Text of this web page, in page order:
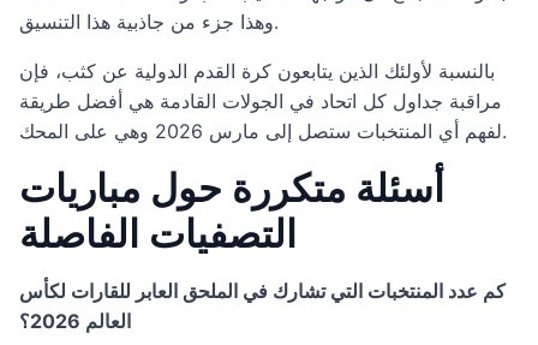
وهذا جزء من جاذبية هذا التنسيق.
بالنسبة لأولئك الذين يتابعون كرة القدم الدولية عن كثب، فإن
مراقبة جداول كل اتحاد في الجولات القادمة هي أفضل طريقة
لفهم أي المنتخبات ستصل إلى مارس 2026 وهي على المحك.
أسئلة متكررة حول مباريات
التصفيات الفاصلة
كم عدد المنتخبات التي تشارك في الملحق العابر للقارات لكأس
العالم 2026؟